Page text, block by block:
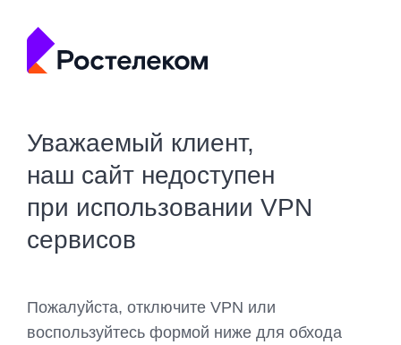
Уважаемый клиент,
наш сайт недоступен
при использовании VPN
сервисов
Пожалуйста, отключите VPN или
воспользуйтесь формой ниже для обхода